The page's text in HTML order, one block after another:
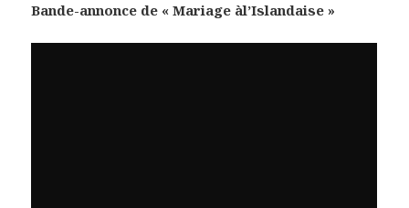
Bande-annonce de « Mariage àl’Islandaise »